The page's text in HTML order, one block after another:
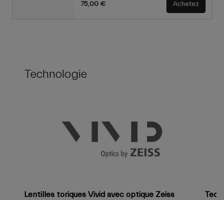
75,00 €
Achetez
Technologie
Lentilles toriques Vivid avec optique Zeiss